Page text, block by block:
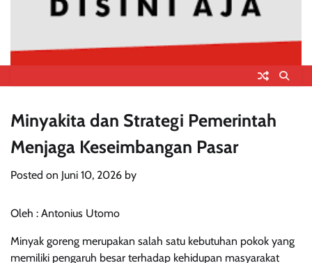
Minyakita dan Strategi Pemerintah
Menjaga Keseimbangan Pasar
Posted on Juni 10, 2026 by
Oleh : Antonius Utomo
Minyak goreng merupakan salah satu kebutuhan pokok yang
memiliki pengaruh besar terhadap kehidupan masyarakat